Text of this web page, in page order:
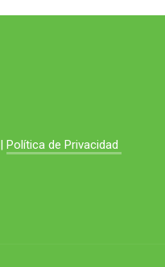
|Política de Privacidad